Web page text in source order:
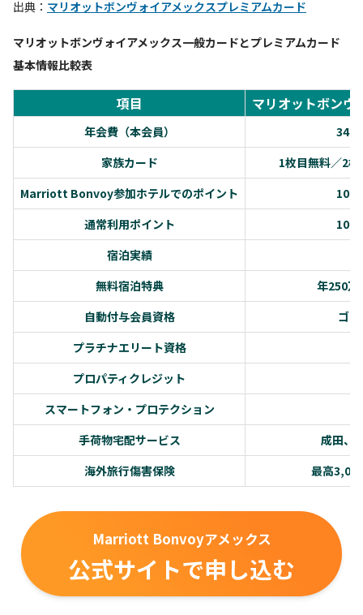
出典： マリオットボンヴォイアメックスプレミアムカード
マリオットボンヴォイアメックス一般カードとプレミアムカード
基本情報比較表
項目 マリオットボンヴ
年会費（本会員）
家族カード
1枚目無料／2
Marriott Bonvoy参加ホテルでのポイント
100
通常利用ポイント
100
宿泊実績
無料宿泊特典
年250万
自動付与会員資格
ゴ
プラチナエリート資格
プロパティクレジット
スマートフォン・プロテクション
手荷物宅配サービス
成田、
海外旅行傷害保険
最高
Marriott Bonvoyアメックス
公式サイトで申し込む